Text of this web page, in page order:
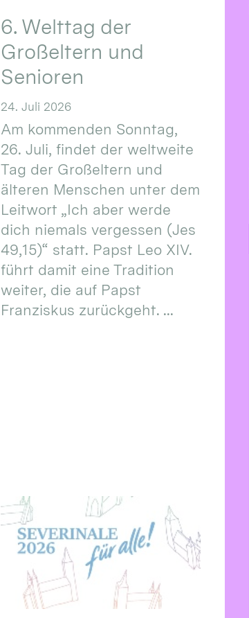
6. Welttag der
Großeltern und
Senioren
24. Juli 2026
Am kommenden Sonntag,
26. Juli, findet der weltweite
Tag der Großeltern und
älteren Menschen unter dem
Leitwort „Ich aber werde
dich niemals vergessen (Jes
49,15)“ statt. Papst Leo XIV.
führt damit eine Tradition
weiter, die auf Papst
Franziskus zurückgeht. ...